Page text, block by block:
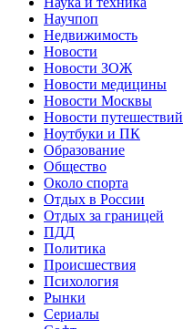
Научпоп
Недвижимость
Новости
Новости ЗОЖ
Новости медицины
Новости Москвы
Новости путешествий
Ноутбуки и ПК
Образование
Общество
Около спорта
Отдых в России
Отдых за границей
ПДД
Политика
Происшествия
Психология
Рынки
Сериалы